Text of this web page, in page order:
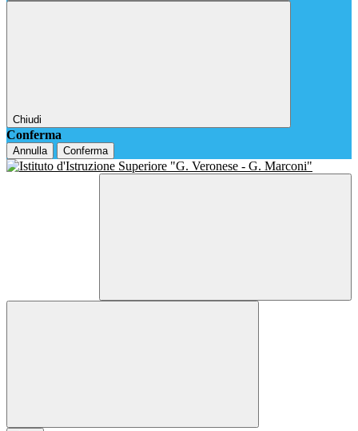
Chiudi
Conferma
Annulla Conferma